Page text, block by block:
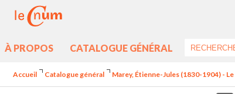
À PROPOS CATALOGUE GÉNÉRAL
Accueil Catalogue général Marey, Étienne-Jules (1830-1904) -